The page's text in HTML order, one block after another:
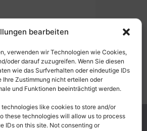
bearbeiten
verwenden wir Technologien wie Cookies,
oder darauf zuzugreifen. Wenn Sie diesen
wie das Surfverhalten oder eindeutige IDs
Ihre Zustimmung nicht erteilen oder
und Funktionen beeinträchtigt werden.
like cookies to store and/or
these technologies will allow us to process
IDs on this site. Not consenting or